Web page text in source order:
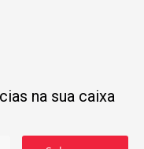
na sua caixa